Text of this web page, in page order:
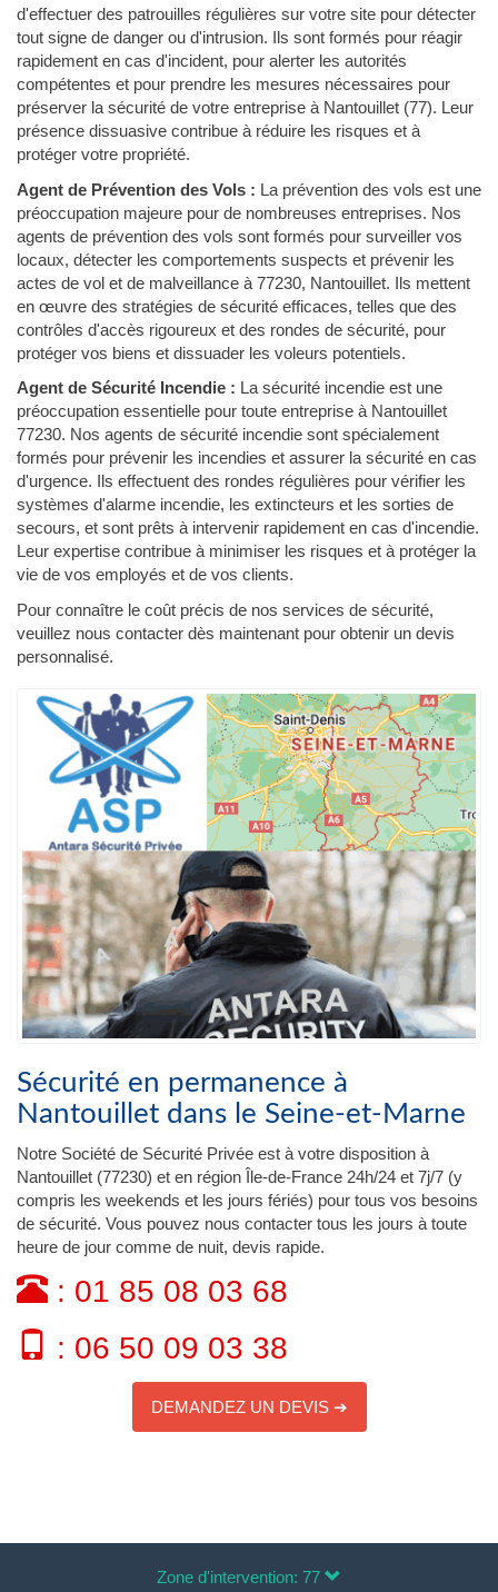
d'effectuer des patrouilles régulières sur votre site pour détecter
tout signe de danger ou d'intrusion. Ils sont formés pour réagir
rapidement en cas d'incident, pour alerter les autorités
compétentes et pour prendre les mesures nécessaires pour
préserver la sécurité de votre entreprise à Nantouillet (77). Leur
présence dissuasive contribue à réduire les risques et à
protéger votre propriété.
Agent de Prévention des Vols : La prévention des vols est une
préoccupation majeure pour de nombreuses entreprises. Nos
agents de prévention des vols sont formés pour surveiller vos
locaux, détecter les comportements suspects et prévenir les
actes de vol et de malveillance à 77230, Nantouillet. Ils mettent
en œuvre des stratégies de sécurité efficaces, telles que des
contrôles d'accès rigoureux et des rondes de sécurité, pour
protéger vos biens et dissuader les voleurs potentiels.
Agent de Sécurité Incendie : La sécurité incendie est une
préoccupation essentielle pour toute entreprise à Nantouillet
77230. Nos agents de sécurité incendie sont spécialement
formés pour prévenir les incendies et assurer la sécurité en cas
d'urgence. Ils effectuent des rondes régulières pour vérifier les
systèmes d'alarme incendie, les extincteurs et les sorties de
secours, et sont prêts à intervenir rapidement en cas d'incendie.
Leur expertise contribue à minimiser les risques et à protéger la
vie de vos employés et de vos clients.
Pour connaître le coût précis de nos services de sécurité,
veuillez nous contacter dès maintenant pour obtenir un devis
personnalisé.
Sécurité en permanence à
Nantouillet dans le Seine-et-Marne
Notre Société de Sécurité Privée est à votre disposition à
Nantouillet (77230) et en région Île-de-France 24h/24 et 7j/7 (y
compris les weekends et les jours fériés) pour tous vos besoins
de sécurité. Vous pouvez nous contacter tous les jours à toute
heure de jour comme de nuit, devis rapide.
: 01 85 08 03 68
: 06 50 09 03 38
DEMANDEZ UN DEVIS ➔
Zone d'intervention: 77